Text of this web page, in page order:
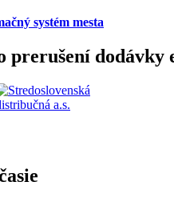
systém mesta
prerušení dodávky